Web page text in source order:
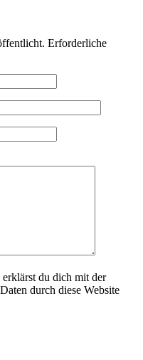
Erforderliche
du dich mit der
durch diese Website